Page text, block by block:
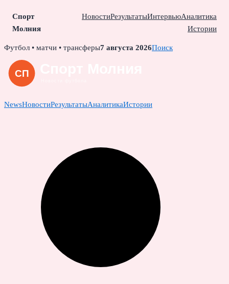
Спорт
Молния
НовостиРезультатыИнтервьюАналитика
Истории
Skip
content
Футбол • матчи • трансферы7 августа 2026Поиск
NewsНовостиРезультатыАналитикаИстории